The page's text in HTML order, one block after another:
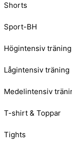
Shorts
Sport-BH
Högintensiv träning
Lågintensiv träning
Medelintensiv
T-shirt & Toppar
Tights